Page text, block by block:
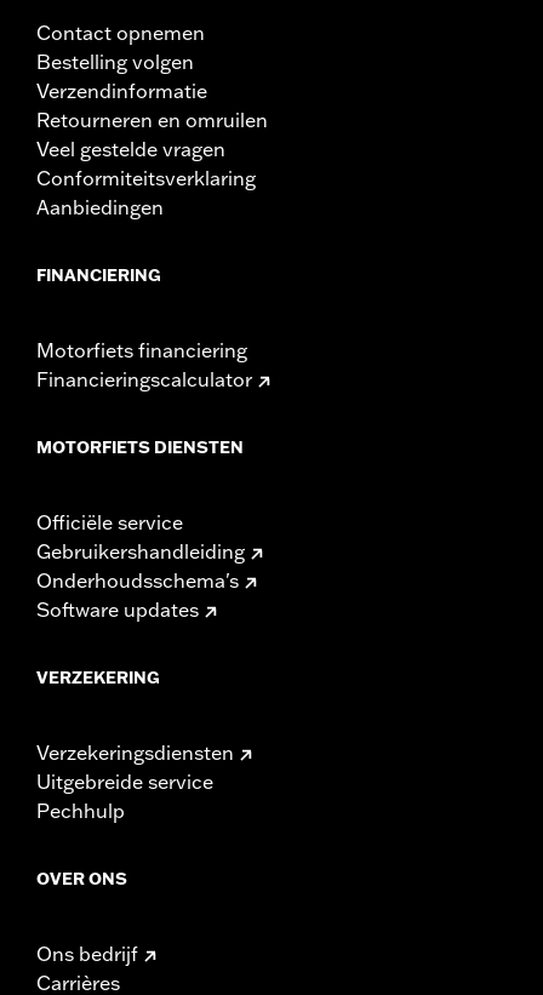
Contact opnemen
Bestelling volgen
Verzendinformatie
Retourneren en omruilen
Veel gestelde vragen
Conformiteitsverklaring
Aanbiedingen
FINANCIERING
Motorfiets financiering
Financieringscalculator
MOTORFIETS DIENSTEN
Officiële service
Gebruikershandleiding
Onderhoudsschema's
Software updates
VERZEKERING
Verzekeringsdiensten
Uitgebreide service
Pechhulp
OVER ONS
Ons bedrijf
Carrières